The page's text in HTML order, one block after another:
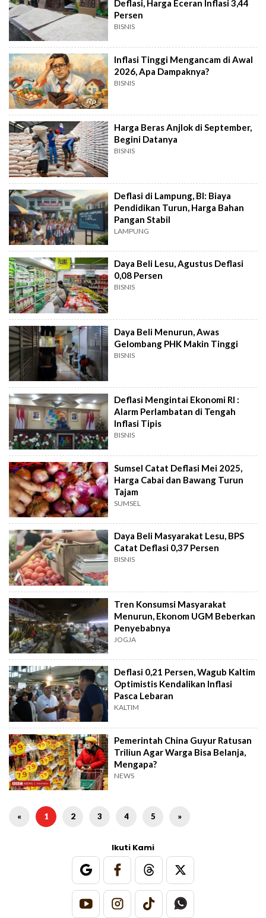
Deflasi, Harga Eceran Inflasi 3,44
Persen
BISNIS
Inflasi Tinggi Mengancam di Awal
2026, Apa Dampaknya?
BISNIS
Harga Beras Anjlok di September,
Begini Datanya
BISNIS
Deflasi di Lampung, BI: Biaya
Pendidikan Turun, Harga Bahan
Pangan Stabil
LAMPUNG
Daya Beli Lesu, Agustus Deflasi
0,08 Persen
BISNIS
Daya Beli Menurun, Awas
Gelombang PHK Makin Tinggi
BISNIS
Deflasi Mengintai Ekonomi RI :
Alarm Perlambatan di Tengah
Inflasi Tipis
BISNIS
Sumsel Catat Deflasi Mei 2025,
Harga Cabai dan Bawang Turun
Tajam
SUMSEL
Daya Beli Masyarakat Lesu, BPS
Catat Deflasi 0,37 Persen
BISNIS
Tren Konsumsi Masyarakat
Menurun, Ekonom UGM Beberkan
Penyebabnya
JOGJA
Deflasi 0,21 Persen, Wagub Kaltim
Optimistis Kendalikan Inflasi
Pasca Lebaran
KALTIM
Pemerintah China Guyur Ratusan
Triliun Agar Warga Bisa Belanja,
Mengapa?
NEWS
« 1 2 3 4 5 »
Ikuti Kami